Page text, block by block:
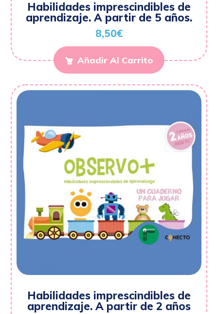
Habilidades imprescindibles de
aprendizaje. A partir de 5 años.
8,50€
Añadir Al Carrito
Habilidades imprescindibles de
aprendizaje. A partir de 2 años